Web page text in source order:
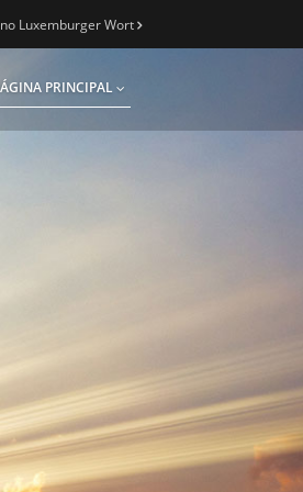
Luxemburger Wort
PRINCIPAL